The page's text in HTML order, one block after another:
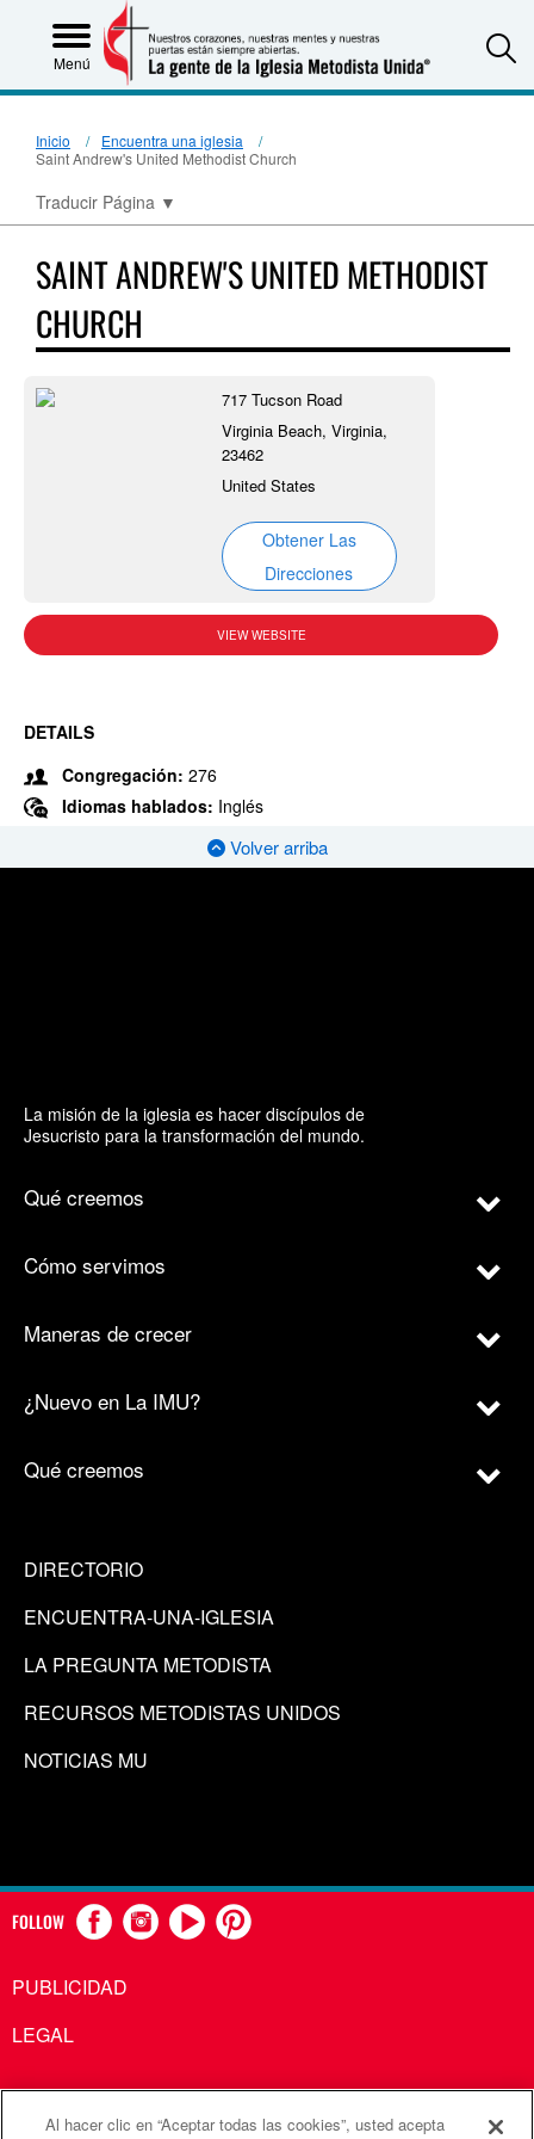
Menú
Inicio
Encuentra una iglesia
Saint Andrew's United Methodist Church
Traducir Página ▼
SAINT ANDREW'S UNITED METHODIST
CHURCH
717 Tucson Road
Virginia Beach, Virginia,
23462
United States
Obtener Las
Direcciones
VIEW WEBSITE
DETAILS
Congregación: 276
Idiomas hablados: Inglés
Volver arriba
La misión de la iglesia es hacer discípulos de
Jesucristo para la transformación del mundo.
Qué creemos
Cómo servimos
Maneras de crecer
¿Nuevo en La IMU?
Qué creemos
DIRECTORIO
ENCUENTRA-UNA-IGLESIA
LA PREGUNTA METODISTA
RECURSOS METODISTAS UNIDOS
NOTICIAS MU
FOLLOW
PUBLICIDAD
LEGAL
Al hacer clic en “Aceptar todas las cookies”, usted acepta